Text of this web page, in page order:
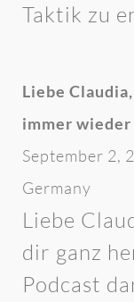
Taktik zu
Liebe
immer wieder
September 2,
Germany
Liebe
dir ganz
Podcast